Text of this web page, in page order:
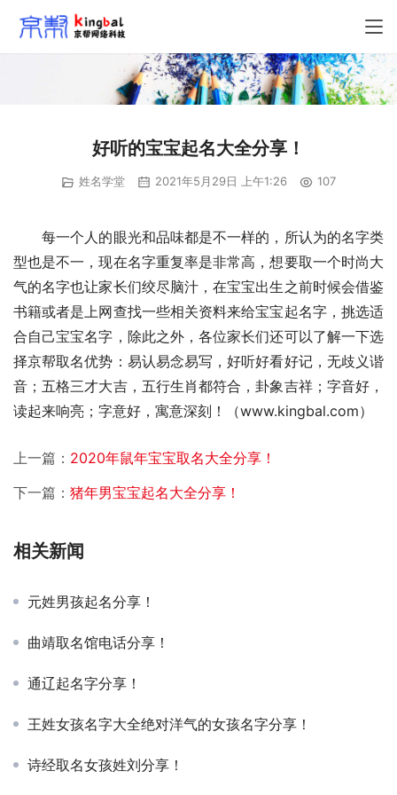
好听的宝宝起名大全分享！
姓名学堂 2021年5月29日 上午1:26 107
每一个人的眼光和品味都是不一样的，所认为的名字类
型也是不一，现在名字重复率是非常高，想要取一个时尚大
气的名字也让家长们绞尽脑汁，在宝宝出生之前时候会借鉴
书籍或者是上网查找一些相关资料来给宝宝起名字，挑选适
合自己宝宝名字，除此之外，各位家长们还可以了解一下选
择京帮取名优势：易认易念易写，好听好看好记，无歧义谐
音；五格三才大吉，五行生肖都符合，卦象吉祥；字音好，
读起来响亮；字意好，寓意深刻！（www.kingbal.com）
上一篇： 2020年鼠年宝宝取名大全分享！
下一篇： 猪年男宝宝起名大全分享！
相关新闻
元姓男孩起名分享！
曲靖取名馆电话分享！
通辽起名字分享！
王姓女孩名字大全绝对洋气的女孩名字分享！
诗经取名女孩姓刘分享！